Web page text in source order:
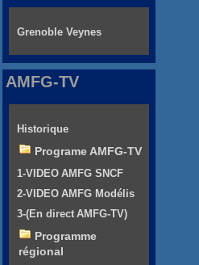
Grenoble Veynes
AMFG-TV
Historique
Programe AMFG-TV
1-VIDEO AMFG SNCF
2-VIDEO AMFG Modélis
3-(En direct AMFG-TV)
Programme
régional